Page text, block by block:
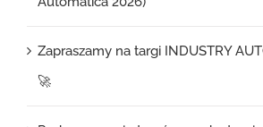
Zapraszamy na targi INDUSTRY
🚀